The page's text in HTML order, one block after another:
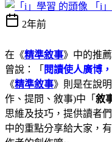
「i
2年前
在《精準敘事》中的推
曾說：「 閱讀使人廣博
《精準敘事》則是在說
作、提問、敘事)中「 敘
思維及技巧，提供讀者
中的重點分享給大家，